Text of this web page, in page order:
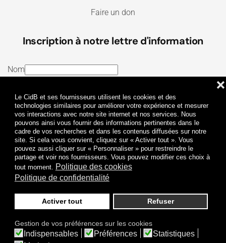
Le CidB et ses fournisseurs utilisent les cookies et des
technologies similaires pour améliorer votre expérience et mesurer
vos interactions avec notre site internet et nos services. Nous
pouvons ainsi vous fournir des informations pertinentes dans le
cadre de vos recherches et dans les contenus diffusées sur notre
site. Si cela vous convient, cliquez sur « Activer tout ». Vous
pouvez aussi cliquer sur « Personnaliser » pour restreindre le
partage et voir nos fournisseurs. Vous pouvez modifier ces choix à
tout moment. Politique des cookies
Politique de confidentialité
Activer tout Refuser
❌
Gestion de vos préférences sur les cookies
Indispensables Préférences
Statistiques
Faire un don
Inscription à notre lettre d'information
Nom
J’ai lu et j’accepte lesTermes et conditionset la
Politique de confidentialité
Je m'abonne
© 2009-2026 CidB. Tous droits réservés.